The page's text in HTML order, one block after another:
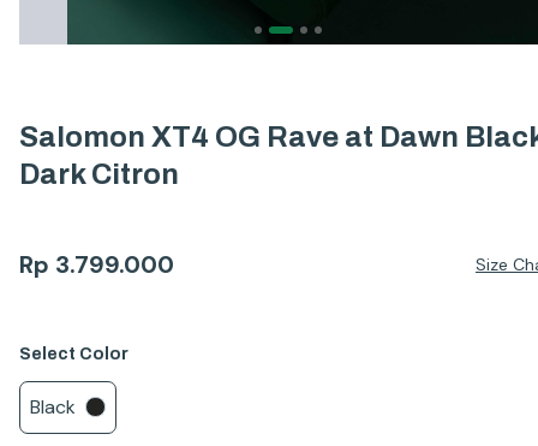
Salomon XT4 OG Rave at Dawn
Dark Citron
Rp 3.799.000 Size
Select Color
Black